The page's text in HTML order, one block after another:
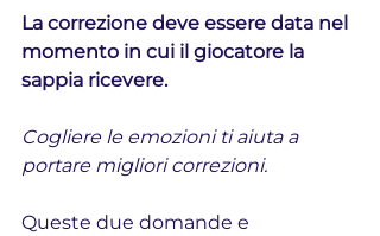
La correzione deve essere data nel
momento in cui il giocatore la
sappia ricevere.
Cogliere le emozioni ti aiuta a
portare migliori correzioni.
Queste due domande e